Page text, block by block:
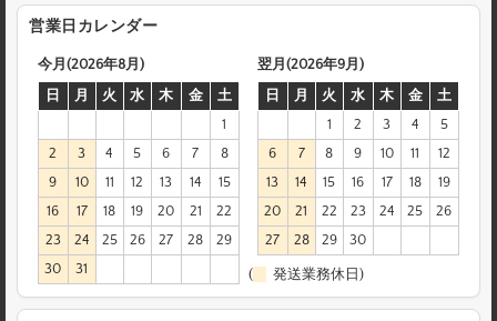
営業日カレンダー
今月(2026年8月)
日
月 火 水 木 金
土
1
2
3 4 5 6 7
8
9
10 11 12 13 14
15
16
17 18 19 20 21
22
23
24 25 26 27 28
29
30
31
翌月(2026年9月)
日
月 火 水 木 金
土
1
2 3 4
5
6
7 8 9 10 11
12
13
14 15 16 17 18
19
20
21 22 23 24 25
26
27
28 29 30
( 発送業務休日)